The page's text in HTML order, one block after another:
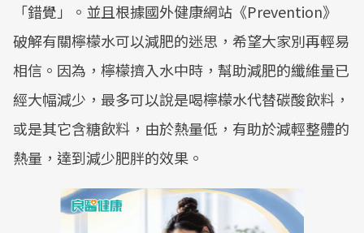
「錯覺」。並且根據國外健康網站《Prevention》
破解有關檸檬水可以減肥的迷思，希望大家別再輕易
相信。因為，檸檬擠入水中時，幫助減肥的纖維量已
經大幅減少，最多可以說是喝檸檬水代替碳酸飲料，
或是其它含糖飲料，由於熱量低，有助於減輕整體的
熱量，達到減少肥胖的效果。